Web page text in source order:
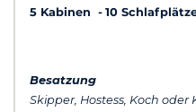
5 Kabinen
10
Besatzung
Skipper, Hostess, Koch oder